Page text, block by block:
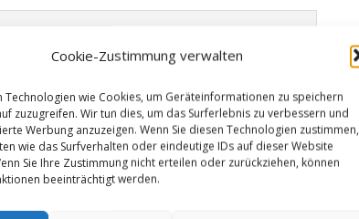
Cookie-Zustimmung verwalten
Technologien wie Cookies, um Geräteinformationen zu speichern
zuzugreifen. Wir tun dies, um das Surferlebnis zu verbessern und
Werbung anzuzeigen. Wenn Sie diesen Technologien zustimmen,
wie das Surfverhalten oder eindeutige IDs auf dieser Website
Sie Ihre Zustimmung nicht erteilen oder zurückziehen, können
beeinträchtigt werden.
lange nicht mehr nur auf der
überall zum Einsatz! | Foto: Kari